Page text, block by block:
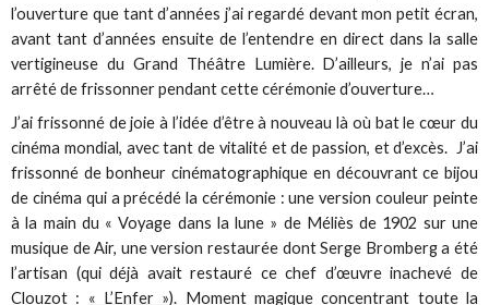
l’ouverture que tant d’années j’ai regardé devant mon petit écran,
avant tant d’années ensuite de l’entendre en direct dans la salle
vertigineuse du Grand Théâtre Lumière. D’ailleurs, je n’ai pas
arrêté de frissonner pendant cette cérémonie d’ouverture…
J’ai frissonné de joie à l’idée d’être à nouveau là où bat le cœur du
cinéma mondial, avec tant de vitalité et de passion, et d’excès. J’ai
frissonné de bonheur cinématographique en découvrant ce bijou
de cinéma qui a précédé la cérémonie : une version couleur peinte
à la main du « Voyage dans la lune » de Méliès de 1902 sur une
musique de Air, une version restaurée dont Serge Bromberg a été
l’artisan (qui déjà avait restauré ce chef d’œuvre inachevé de
Clouzot : « L’Enfer »). Moment magique concentrant toute la